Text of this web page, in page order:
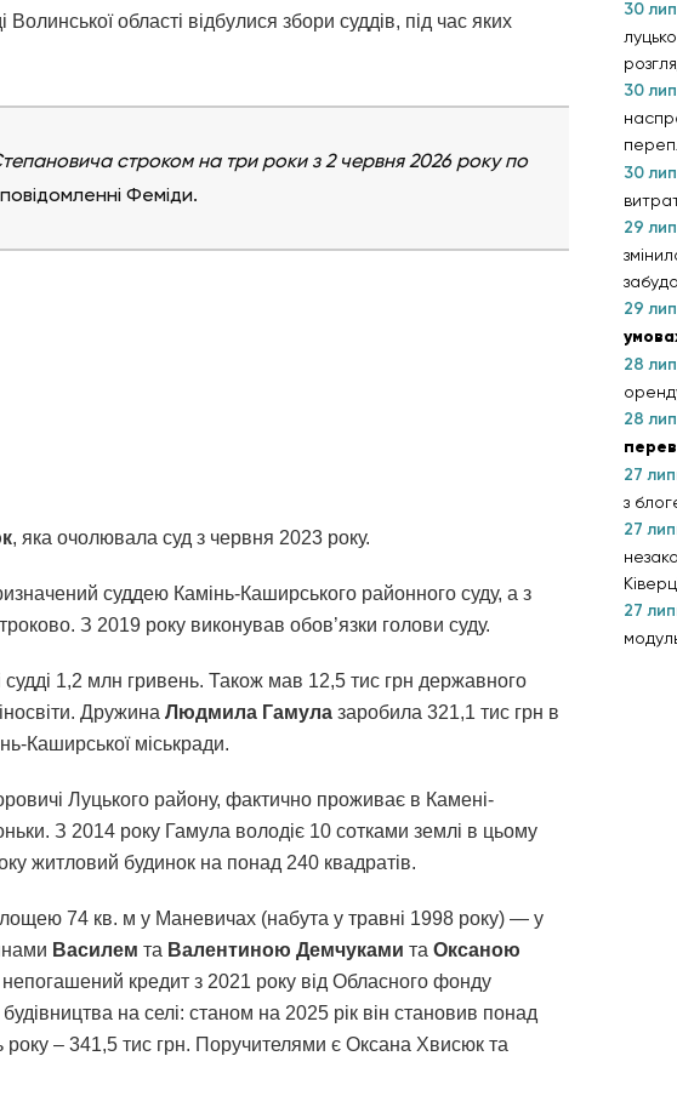
області відбулися збори суддів, під час яких
строком на три роки з 2 червня 2026 року по
Феміди.
, яка очолювала суд з червня 2023 року.
суддею Камінь-Каширського районного суду, а з
З 2019 року виконував обов’язки голови суду.
1,2 млн гривень. Також мав 12,5 тис грн державного
Дружина Людмила Гамула заробила 321,1 тис грн в
Каширської міськради.
Луцького району, фактично проживає в Камені-
З 2014 року Гамула володіє 10 сотками землі в цьому
житловий будинок на понад 240 квадратів.
74 кв. м у Маневичах (набута у травні 1998 року) — у
Василем та Валентиною Демчуками та Оксаною
кредит з 2021 року від Обласного фонду
на селі: станом на 2025 рік він становив понад
року – 341,5 тис грн. Поручителями є Оксана Хвисюк та
30
30
30
29
29
28
28
27
з
27
27